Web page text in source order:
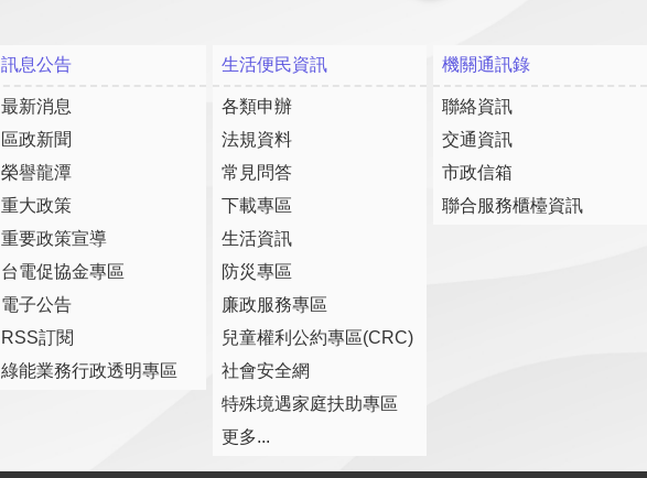
訊息公告
最新消息
區政新聞
榮譽龍潭
重大政策
重要政策宣導
台電促協金專區
電子公告
RSS訂閱
綠能業務行政透明專區
生活便民資訊
各類申辦
法規資料
常見問答
下載專區
生活資訊
防災專區
廉政服務專區
兒童權利公約專區(CRC)
社會安全網
特殊境遇家庭扶助專區
更多...
機關通訊錄
聯絡資訊
交通資訊
市政信箱
聯合服務櫃檯資訊